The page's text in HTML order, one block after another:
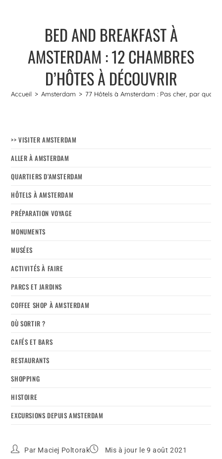
BED AND BREAKFAST À
AMSTERDAM : 12 CHAMBRES
D’HÔTES À DÉCOUVRIR
Accueil > Amsterdam > 77 Hôtels à Amsterdam : Pas cher, par
>> VISITER AMSTERDAM
ALLER À AMSTERDAM
QUARTIERS D’AMSTERDAM
HÔTELS À AMSTERDAM
PRÉPARATION VOYAGE
MONUMENTS
MUSÉES
ACTIVITÉS À FAIRE
PARCS ET JARDINS
COFFEE SHOP À AMSTERDAM
OÙ SORTIR ?
CAFÉS ET BARS
RESTAURANTS
SHOPPING
HISTOIRE
EXCURSIONS DEPUIS AMSTERDAM
Par Maciej Poltorak Mis à jour le 9 août 2021